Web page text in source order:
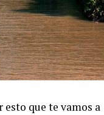
esto que te vamos a